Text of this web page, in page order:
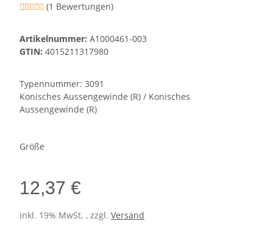
(1 Bewertungen)
Artikelnummer: A1000461-003
GTIN: 4015211317980
Typennummer: 3091
Konisches Aussengewinde (R) / Konisches
Aussengewinde (R)
Größe
12,37 €
inkl. 19% MwSt. , zzgl. Versand